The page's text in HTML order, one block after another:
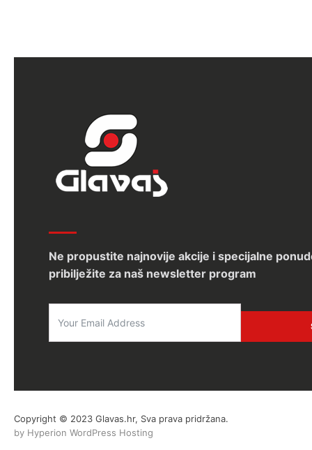
Ne propustite najnovije akcije i specijalne
pribilježite za naš newsletter program
Copyright © 2023 Glavas.hr, Sva prava pridržana.
by Hyperion WordPress Hosting